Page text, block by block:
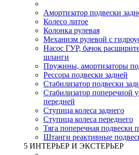
Амортизатор подвески
Колесо литое
Колонка рулевая
Механизм рулевой с
Насос ГУР, бачок
шланги
Пружины, амортизаторы
Рессора подвески задней
Стабилизатор подвески
Стабилизатор поперечной
передней
Ступица колеса заднего
Ступица колеса переднего
Тяга поперечная подвески
Штанги реактивные
5 ИНТЕРЬЕР И ЭКСТЕРЬЕР